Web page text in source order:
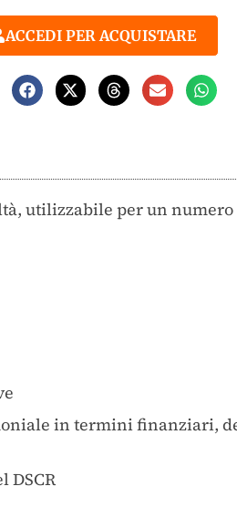
ACCEDI PER ACQUISTARE
utilizzabile per un
in termini finanziari,
DSCR